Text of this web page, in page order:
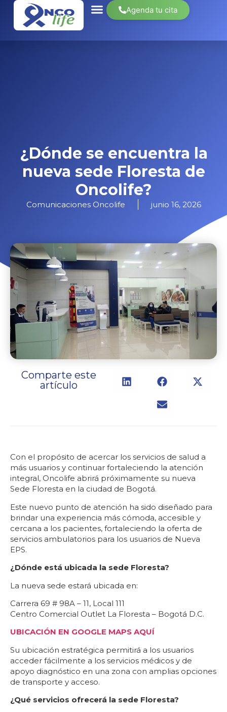
Agenda tu cita
¿Dónde se encuentra la
nueva sede Floresta de
Oncolife?
Comunicaciones Oncolife junio 16, 2026
Comparte este
artículo
Con el propósito de acercar los servicios de salud a
más usuarios y continuar fortaleciendo la atención
integral, Oncolife abrirá próximamente su nueva
Sede Floresta en la ciudad de Bogotá.
Este nuevo punto de atención ha sido diseñado para
brindar una experiencia más cómoda, accesible y
cercana a los pacientes, fortaleciendo la oferta de
servicios ambulatorios para los usuarios de Nueva
EPS.
¿Dónde está ubicada la sede Floresta?
La nueva sede estará ubicada en:
Carrera 69 # 98A – 11, Local 111
Centro Comercial Outlet La Floresta – Bogotá D.C.
UBICACIÓN EN GOOGLE MAPS AQUÍ
Su ubicación estratégica permitirá a los usuarios
acceder fácilmente a los servicios médicos y de
apoyo diagnóstico en una zona con amplias opciones
de transporte y acceso.
¿Qué servicios ofrecerá la sede Floresta?